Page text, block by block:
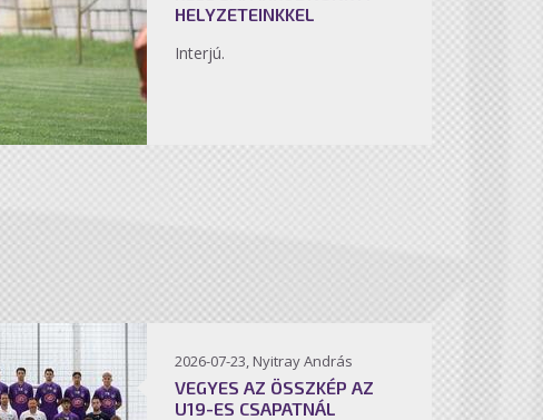
HELYZETEINKKEL
Interjú.
2026-07-23, Nyitray András
VEGYES AZ ÖSSZKÉP AZ
U19-ES CSAPATNÁL